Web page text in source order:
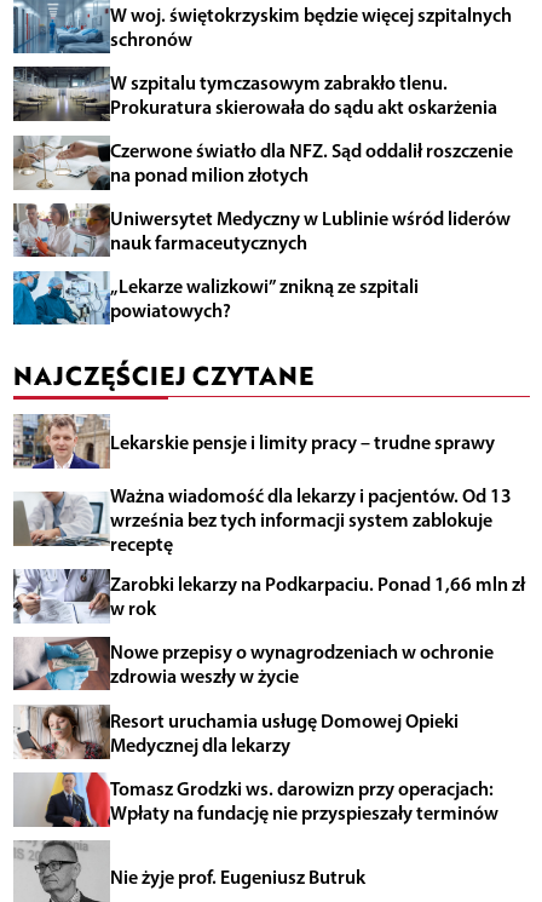
W woj. świętokrzyskim będzie więcej szpitalnych
schronów
W szpitalu tymczasowym zabrakło tlenu.
Prokuratura skierowała do sądu akt oskarżenia
Czerwone światło dla NFZ. Sąd oddalił roszczenie
na ponad milion złotych
Uniwersytet Medyczny w Lublinie wśród liderów
nauk farmaceutycznych
„Lekarze walizkowi” znikną ze szpitali
powiatowych?
NAJCZĘŚCIEJ CZYTANE
Lekarskie pensje i limity pracy – trudne sprawy
Ważna wiadomość dla lekarzy i pacjentów. Od 13
września bez tych informacji system zablokuje
receptę
Zarobki lekarzy na Podkarpaciu. Ponad 1,66 mln zł
w rok
Nowe przepisy o wynagrodzeniach w ochronie
zdrowia weszły w życie
Resort uruchamia usługę Domowej Opieki
Medycznej dla lekarzy
Tomasz Grodzki ws. darowizn przy operacjach:
Wpłaty na fundację nie przyspieszały terminów
Nie żyje prof. Eugeniusz Butruk